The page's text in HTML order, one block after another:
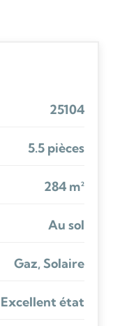
25104
5.5 pièces
284 m²
Au sol
Gaz, Solaire
Excellent état